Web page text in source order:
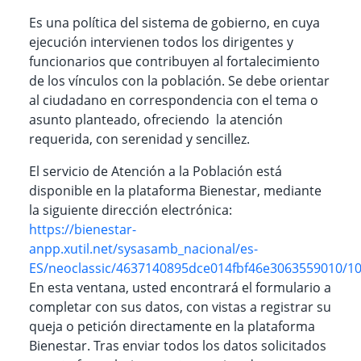
Es una política del sistema de gobierno, en cuya
ejecución intervienen todos los dirigentes y
funcionarios que contribuyen al fortalecimiento
de los vínculos con la población. Se debe orientar
al ciudadano en correspondencia con el tema o
asunto planteado, ofreciendo la atención
requerida, con serenidad y sencillez.
El servicio de Atención a la Población está
disponible en la plataforma Bienestar, mediante
la siguiente dirección electrónica:
https://bienestar-
anpp.xutil.net/sysasamb_nacional/es-
ES/neoclassic/4637140895dce014fbf46e3063559010/
En esta ventana, usted encontrará el formulario a
completar con sus datos, con vistas a registrar su
queja o petición directamente en la plataforma
Bienestar. Tras enviar todos los datos solicitados